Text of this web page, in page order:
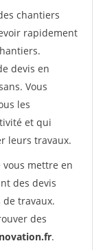
chantiers
rapidement
devis en
Vous
les
et qui
leurs travaux.
mettre en
des devis
travaux.
des
.